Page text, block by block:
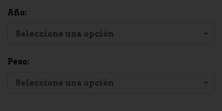
Año:
Seleccione una opción
Peso:
Seleccione una opción